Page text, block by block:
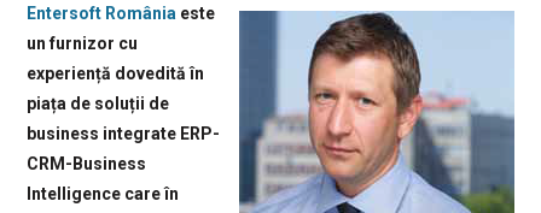
Entersoft Româniaeste
un furnizor cu
experiență dovedită în
piața de soluții de
business integrate ERP-
CRM-Business
Intelligence care în